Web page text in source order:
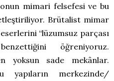
mimari felsefesi ve bu
Brütalist mimar
“lüzumsuz parçası
öğreniyoruz.
yoksun sade mekânlar.
merkezinde/